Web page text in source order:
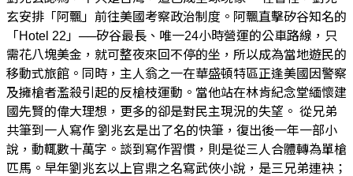
玄安排「阿飄」前往美國考察政治制度。阿飄直擊矽谷知名的
「Hotel 22」──矽谷最長、唯一24小時營運的公車路線，只
需花八塊美金，就可整夜來回不停的坐，所以成為當地遊民的
移動式旅館。同時，主人翁之一在華盛頓特區正逢美國因警察
及擁槍者濫殺引起的反槍枝運動。當他站在林肯紀念堂緬懷建
國先賢的偉大理想，更多的卻是對民主現況的失望。 從兄弟
共筆到一人寫作 劉兆玄是出了名的快筆，復出後一年一部小
說，動輒數十萬字。談到寫作習慣，則是從三人合體轉為單槍
匹馬。早年劉兆玄以上官鼎之名寫武俠小說，是三兄弟連袂；